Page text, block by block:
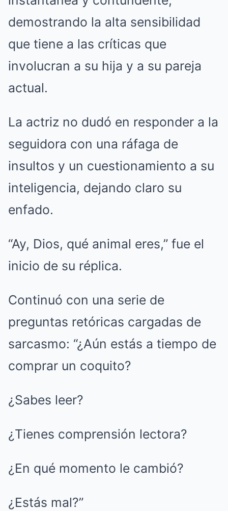
demostrando la alta sensibilidad
que tiene a las críticas que
involucran a su hija y a su pareja
actual.
La actriz no dudó en responder a la
seguidora con una ráfaga de
insultos y un cuestionamiento a su
inteligencia, dejando claro su
enfado.
“Ay, Dios, qué animal eres,” fue el
inicio de su réplica.
Continuó con una serie de
preguntas retóricas cargadas de
sarcasmo: “¿Aún estás a tiempo de
comprar un coquito?
¿Sabes leer?
¿Tienes comprensión lectora?
¿En qué momento le cambió?
¿Estás mal?”